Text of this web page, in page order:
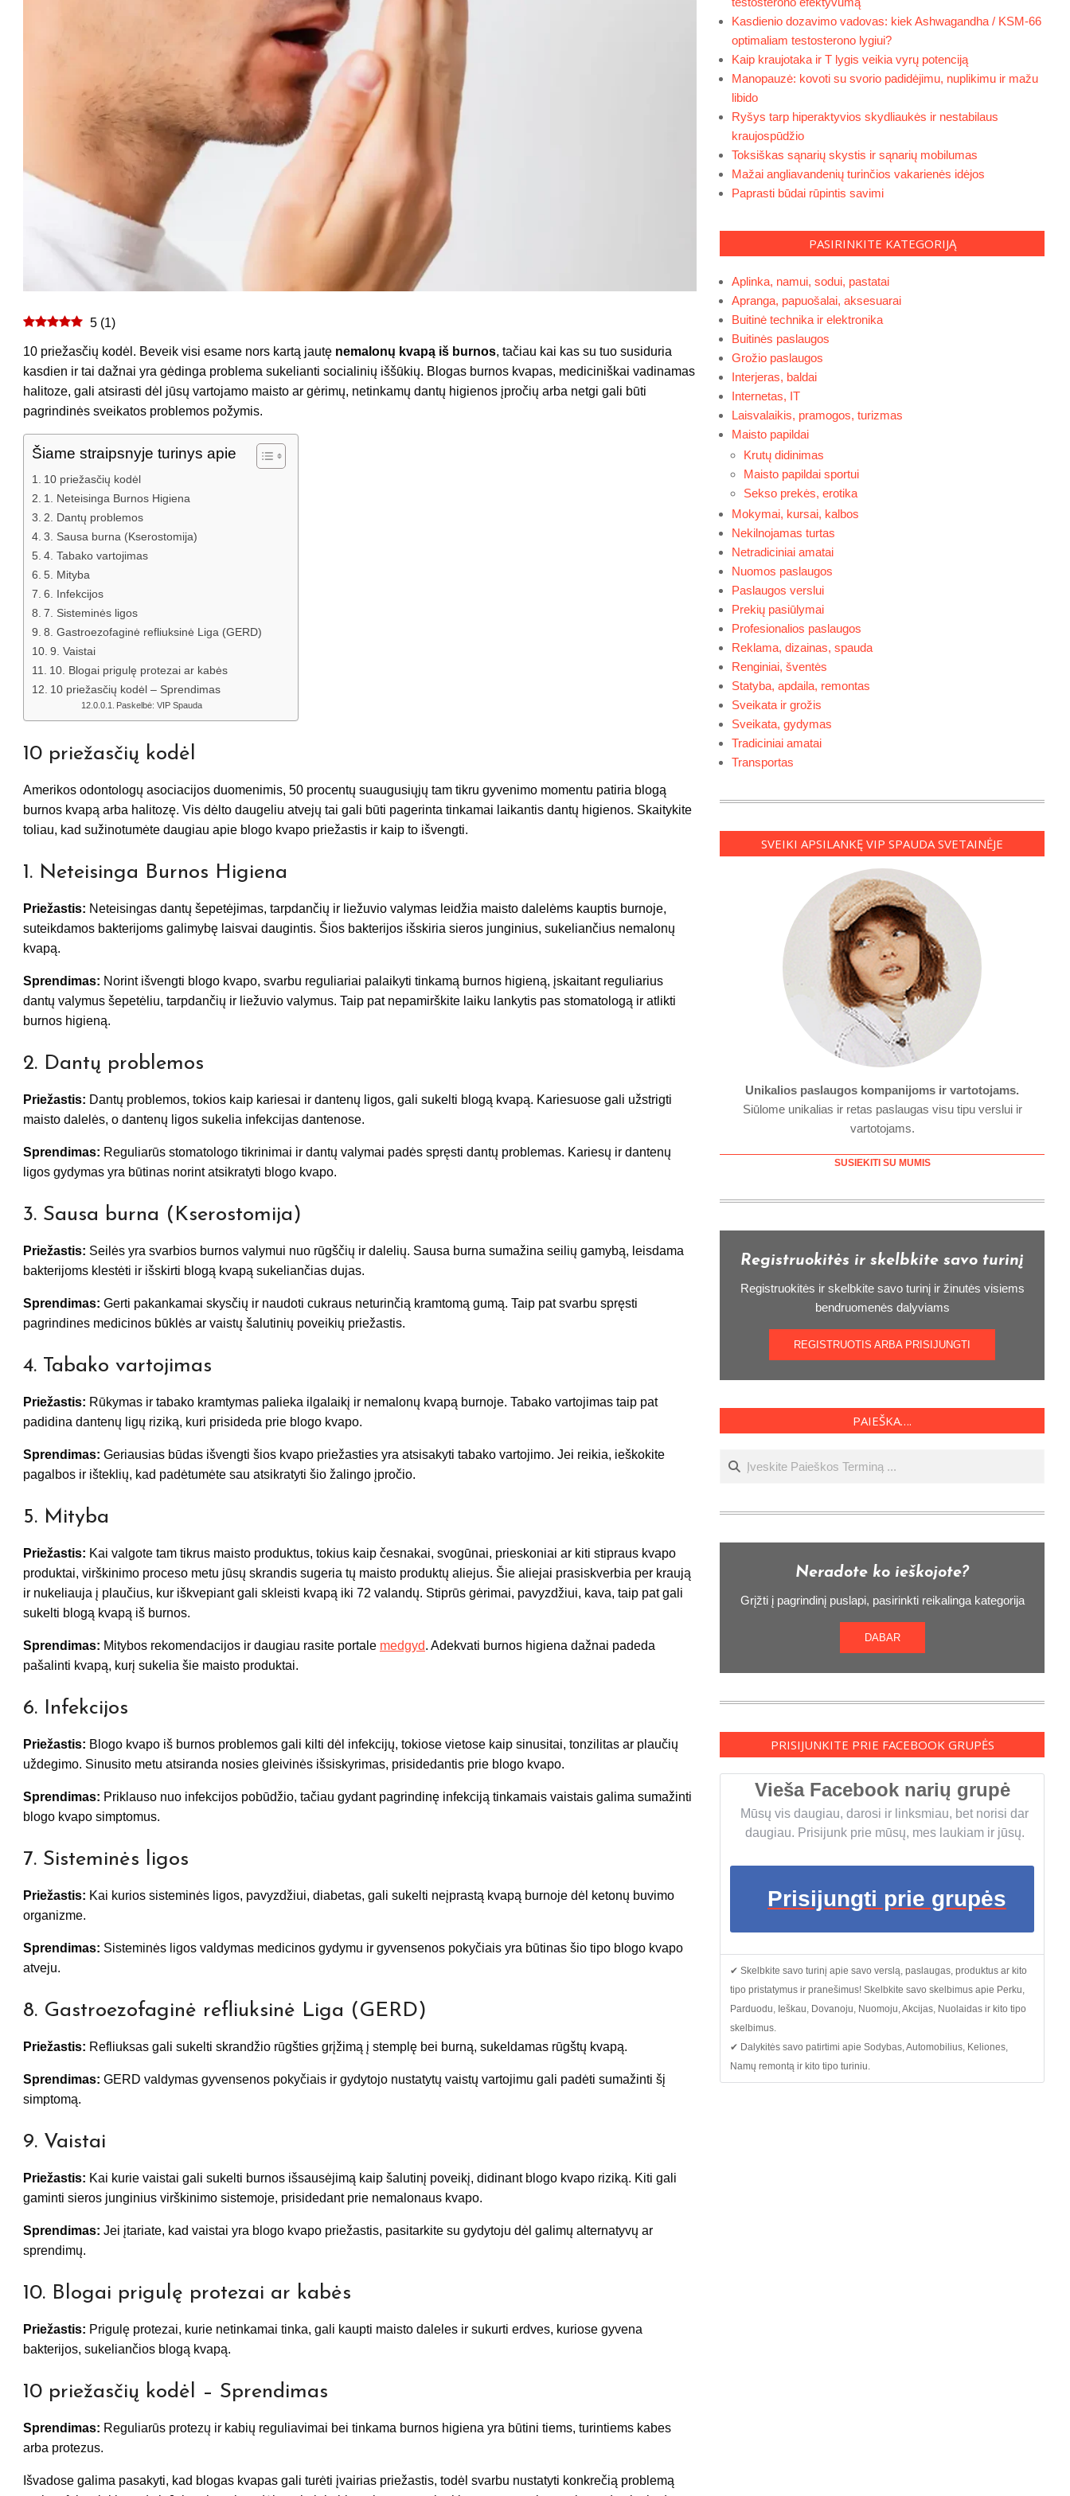
5 (1)
10 priežasčių kodėl. Beveik visi esame nors kartą jautę nemalonų kvapą iš burnos, tačiau kai kas su tuo susiduria
kasdien ir tai dažnai yra gėdinga problema sukelianti socialinių iššūkių. Blogas burnos kvapas, mediciniškai vadinamas
halitoze, gali atsirasti dėl jūsų vartojamo maisto ar gėrimų, netinkamų dantų higienos įpročių arba netgi gali būti
pagrindinės sveikatos problemos požymis.
Šiame straipsnyje turinys apie
10 priežasčių kodėl
1. Neteisinga Burnos Higiena
2. Dantų problemos
3. Sausa burna (Kserostomija)
4. Tabako vartojimas
5. Mityba
6. Infekcijos
7. Sisteminės ligos
8. Gastroezofaginė refliuksinė Liga (GERD)
9. Vaistai
10. Blogai prigulę protezai ar kabės
10 priežasčių kodėl – Sprendimas
Paskelbė: VIP Spauda
10 priežasčių kodėl
Amerikos odontologų asociacijos duomenimis, 50 procentų suaugusiųjų tam tikru gyvenimo momentu patiria blogą
burnos kvapą arba halitozę. Vis dėlto daugeliu atvejų tai gali būti pagerinta tinkamai laikantis dantų higienos. Skaitykite
toliau, kad sužinotumėte daugiau apie blogo kvapo priežastis ir kaip to išvengti.
1. Neteisinga Burnos Higiena
Priežastis: Neteisingas dantų šepetėjimas, tarpdančių ir liežuvio valymas leidžia maisto dalelėms kauptis burnoje,
suteikdamos bakterijoms galimybę laisvai daugintis. Šios bakterijos išskiria sieros junginius, sukeliančius nemalonų
kvapą.
Sprendimas: Norint išvengti blogo kvapo, svarbu reguliariai palaikyti tinkamą burnos higieną, įskaitant reguliarius
dantų valymus šepetėliu, tarpdančių ir liežuvio valymus. Taip pat nepamirškite laiku lankytis pas stomatologą ir atlikti
burnos higieną.
2. Dantų problemos
Priežastis: Dantų problemos, tokios kaip kariesai ir dantenų ligos, gali sukelti blogą kvapą. Kariesuose gali užstrigti
maisto dalelės, o dantenų ligos sukelia infekcijas dantenose.
Sprendimas: Reguliarūs stomatologo tikrinimai ir dantų valymai padės spręsti dantų problemas. Kariesų ir dantenų
ligos gydymas yra būtinas norint atsikratyti blogo kvapo.
3. Sausa burna (Kserostomija)
Priežastis: Seilės yra svarbios burnos valymui nuo rūgščių ir dalelių. Sausa burna sumažina seilių gamybą, leisdama
bakterijoms klestėti ir išskirti blogą kvapą sukeliančias dujas.
Sprendimas: Gerti pakankamai skysčių ir naudoti cukraus neturinčią kramtomą gumą. Taip pat svarbu spręsti
pagrindines medicinos būklės ar vaistų šalutinių poveikių priežastis.
4. Tabako vartojimas
Priežastis: Rūkymas ir tabako kramtymas palieka ilgalaikį ir nemalonų kvapą burnoje. Tabako vartojimas taip pat
padidina dantenų ligų riziką, kuri prisideda prie blogo kvapo.
Sprendimas: Geriausias būdas išvengti šios kvapo priežasties yra atsisakyti tabako vartojimo. Jei reikia, ieškokite
pagalbos ir išteklių, kad padėtumėte sau atsikratyti šio žalingo įpročio.
5. Mityba
Priežastis: Kai valgote tam tikrus maisto produktus, tokius kaip česnakai, svogūnai, prieskoniai ar kiti stipraus kvapo
produktai, virškinimo proceso metu jūsų skrandis sugeria tų maisto produktų aliejus. Šie aliejai prasiskverbia per kraują
ir nukeliauja į plaučius, kur iškvepiant gali skleisti kvapą iki 72 valandų. Stiprūs gėrimai, pavyzdžiui, kava, taip pat gali
sukelti blogą kvapą iš burnos.
Sprendimas: Mitybos rekomendacijos ir daugiau rasite portale medgyd. Adekvati burnos higiena dažnai padeda
pašalinti kvapą, kurį sukelia šie maisto produktai.
6. Infekcijos
Priežastis: Blogo kvapo iš burnos problemos gali kilti dėl infekcijų, tokiose vietose kaip sinusitai, tonzilitas ar plaučių
uždegimo. Sinusito metu atsiranda nosies gleivinės išsiskyrimas, prisidedantis prie blogo kvapo.
Sprendimas: Priklauso nuo infekcijos pobūdžio, tačiau gydant pagrindinę infekciją tinkamais vaistais galima sumažinti
blogo kvapo simptomus.
7. Sisteminės ligos
Priežastis: Kai kurios sisteminės ligos, pavyzdžiui, diabetas, gali sukelti neįprastą kvapą burnoje dėl ketonų buvimo
organizme.
Sprendimas: Sisteminės ligos valdymas medicinos gydymu ir gyvensenos pokyčiais yra būtinas šio tipo blogo kvapo
atveju.
8. Gastroezofaginė refliuksinė Liga (GERD)
Priežastis: Refliuksas gali sukelti skrandžio rūgšties grįžimą į stemplę bei burną, sukeldamas rūgštų kvapą.
Sprendimas: GERD valdymas gyvensenos pokyčiais ir gydytojo nustatytų vaistų vartojimu gali padėti sumažinti šį
simptomą.
9. Vaistai
Priežastis: Kai kurie vaistai gali sukelti burnos išsausėjimą kaip šalutinį poveikį, didinant blogo kvapo riziką. Kiti gali
gaminti sieros junginius virškinimo sistemoje, prisidedant prie nemalonaus kvapo.
Sprendimas: Jei įtariate, kad vaistai yra blogo kvapo priežastis, pasitarkite su gydytoju dėl galimų alternatyvų ar
sprendimų.
10. Blogai prigulę protezai ar kabės
Priežastis: Prigulę protezai, kurie netinkamai tinka, gali kaupti maisto daleles ir sukurti erdves, kuriose gyvena
bakterijos, sukeliančios blogą kvapą.
10 priežasčių kodėl – Sprendimas
Sprendimas: Reguliarūs protezų ir kabių reguliavimai bei tinkama burnos higiena yra būtini tiems, turintiems kabes
arba protezus.
Išvadose galima pasakyti, kad blogas kvapas gali turėti įvairias priežastis, todėl svarbu nustatyti konkrečią problemą
Kasdienio dozavimo vadovas: kiek Ashwagandha / KSM-66
optimaliam testosterono lygiui?
Kaip kraujotaka ir T lygis veikia vyrų potenciją
Manopauzė: kovoti su svorio padidėjimu, nuplikimu ir mažu
libido
Ryšys tarp hiperaktyvios skydliaukės ir nestabilaus
kraujospūdžio
Toksiškas sąnarių skystis ir sąnarių mobilumas
Mažai angliavandenių turinčios vakarienės idėjos
Paprasti būdai rūpintis savimi
PASIRINKITE KATEGORIJĄ
Aplinka, namui, sodui, pastatai
Apranga, papuošalai, aksesuarai
Buitinė technika ir elektronika
Buitinės paslaugos
Grožio paslaugos
Interjeras, baldai
Internetas, IT
Laisvalaikis, pramogos, turizmas
Maisto papildai
Krutų didinimas
Maisto papildai sportui
Sekso prekės, erotika
Mokymai, kursai, kalbos
Nekilnojamas turtas
Netradiciniai amatai
Nuomos paslaugos
Paslaugos verslui
Prekių pasiūlymai
Profesionalios paslaugos
Reklama, dizainas, spauda
Renginiai, šventės
Statyba, apdaila, remontas
Sveikata ir grožis
Sveikata, gydymas
Tradiciniai amatai
Transportas
SVEIKI APSILANKĘ VIP SPAUDA SVETAINĖJE
Unikalios paslaugos kompanijoms ir vartotojams.
Siūlome unikalias ir retas paslaugas visu tipu verslui ir
vartotojams.
SUSIEKITI SU MUMIS
Registruokitės ir skelbkite savo turinį
Registruokitės ir skelbkite savo turinį ir žinutės visiems
bendruomenės dalyviams
REGISTRUOTIS ARBA PRISIJUNGTI
PAIEŠKA….
Ieškoti
Neradote ko ieškojote?
Grįžti į pagrindinį puslapi, pasirinkti reikalinga kategorija
DABAR
PRISIJUNKITE PRIE FACEBOOK GRUPĖS
Vieša Facebook narių grupė
Mūsų vis daugiau, darosi ir linksmiau, bet norisi dar
daugiau. Prisijunk prie mūsų, mes laukiam ir jūsų.
Prisijungti prie grupės
✔ Skelbkite savo turinį apie savo verslą, paslaugas, produktus ar kito
tipo pristatymus ir pranešimus! Skelbkite savo skelbimus apie Perku,
Parduodu, Ieškau, Dovanoju, Nuomoju, Akcijas, Nuolaidas ir kito tipo
skelbimus.
✔ Dalykitės savo patirtimi apie Sodybas, Automobilius, Keliones,
Namų remontą ir kito tipo turiniu.